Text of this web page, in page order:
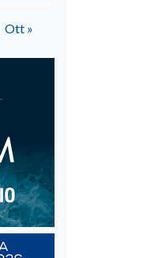
Ott »